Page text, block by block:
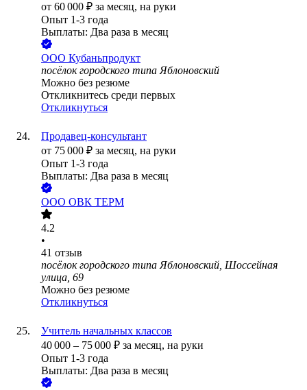
от 60 000 ₽ за месяц, на руки
Опыт 1-3 года
Выплаты: Два раза в месяц
ООО Кубаньпродукт
посёлок городского типа Яблоновский
Можно без резюме
Откликнитесь среди первых
Откликнуться
Продавец-консультант
от 75 000 ₽ за месяц, на руки
Опыт 1-3 года
Выплаты: Два раза в месяц
ООО ОВК ТЕРМ
4.2
•
41 отзыв
посёлок городского типа Яблоновский, Шоссейная
улица, 69
Можно без резюме
Откликнуться
Учитель начальных классов
40 000 – 75 000 ₽ за месяц, на руки
Опыт 1-3 года
Выплаты: Два раза в месяц